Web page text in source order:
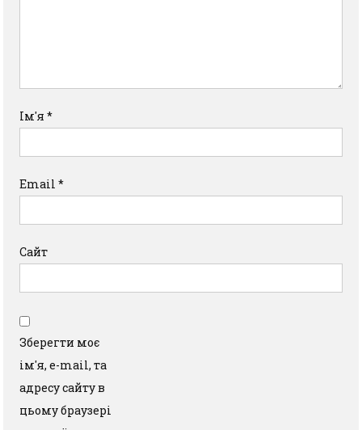
Ім'я*
Email*
Сайт
Зберегти моє
ім'я, e-mail, та
адресу сайту в
цьому браузері